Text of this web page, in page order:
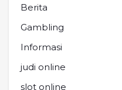
Berita
Gambling
Informasi
judi online
slot online